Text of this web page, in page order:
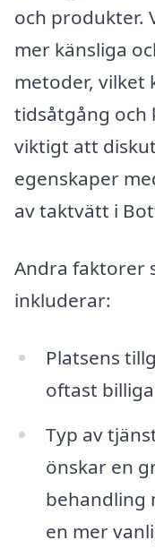
och produkter.
mer känsliga
metoder, vilket
tidsåtgång och
viktigt att
egenskaper
av taktvätt i
Andra faktorer
inkluderar:
Platsens
oftast
Typ av
önskar en
behandling
en mer